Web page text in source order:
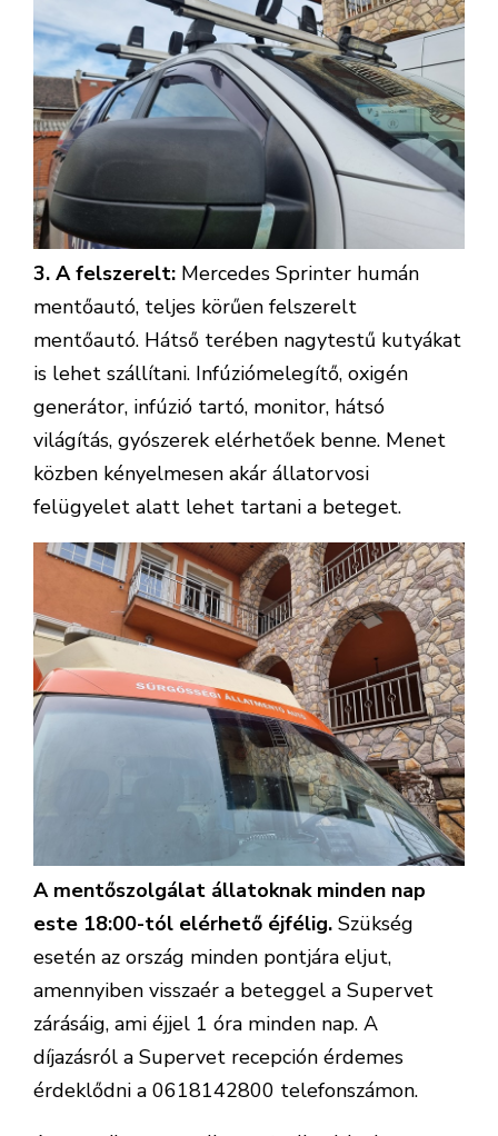
3. A felszerelt: Mercedes Sprinter humán
mentőautó, teljes körűen felszerelt
mentőautó. Hátső terében nagytestű kutyákat
is lehet szállítani. Infúziómelegítő, oxigén
generátor, infúzió tartó, monitor, hátsó
világítás, gyószerek elérhetőek benne. Menet
közben kényelmesen akár állatorvosi
felügyelet alatt lehet tartani a beteget.
A mentőszolgálat állatoknak minden nap
este 18:00-tól elérhető éjfélig. Szükség
esetén az ország minden pontjára eljut,
amennyiben visszaér a beteggel a Supervet
zárásáig, ami éjjel 1 óra minden nap. A
díjazásról a Supervet recepción érdemes
érdeklődni a 0618142800 telefonszámon.